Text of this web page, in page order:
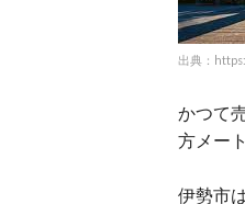
出典：
かつて
方メー
伊勢市